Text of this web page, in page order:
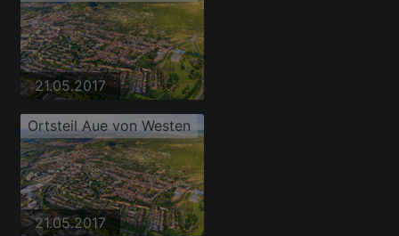
21.05.2017
Ortsteil Aue von Westen
21.05.2017